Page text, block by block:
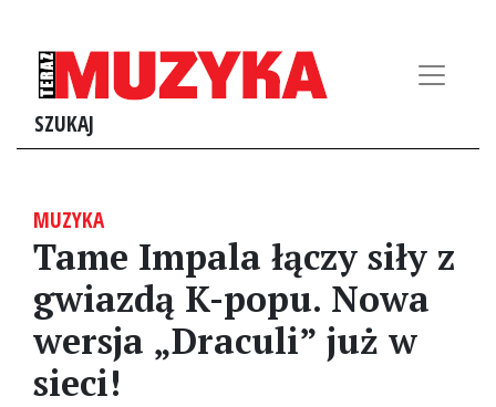
SZUKAJ
MUZYKA
Tame Impala łączy siły z
gwiazdą K-popu. Nowa
wersja „Draculi” już w
sieci!